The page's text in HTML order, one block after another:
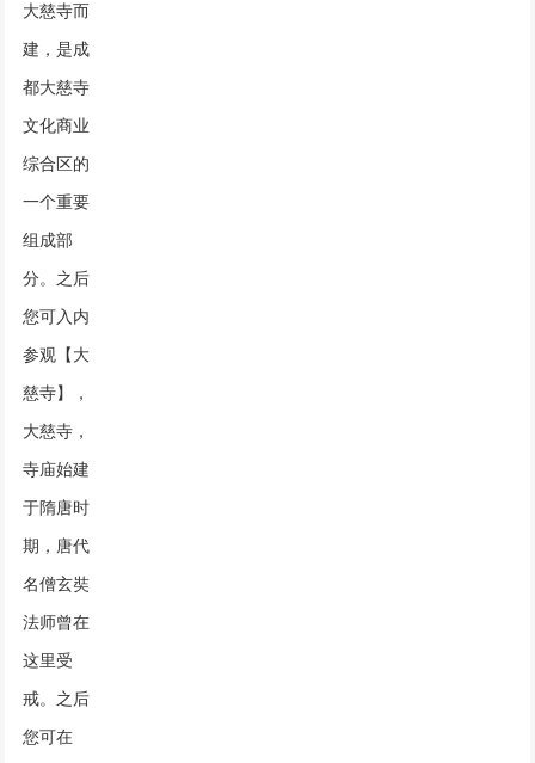
大慈寺而
建，是成
都大慈寺
文化商业
综合区的
一个重要
组成部
分。之后
您可入内
参观【大
慈寺】，
大慈寺，
寺庙始建
于隋唐时
期，唐代
名僧玄奘
法师曾在
这里受
戒。之后
您可在